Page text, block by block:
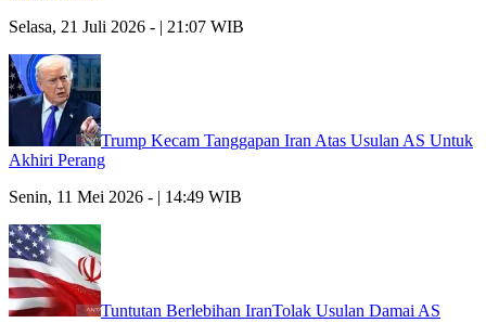
Selasa, 21 Juli 2026 - | 21:07 WIB
Trump Kecam Tanggapan Iran Atas Usulan AS Untuk
Akhiri Perang
Senin, 11 Mei 2026 - | 14:49 WIB
Tuntutan Berlebihan IranTolak Usulan Damai AS